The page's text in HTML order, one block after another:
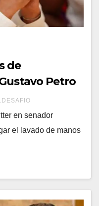
de
Petro
en senador
el lavado de manos